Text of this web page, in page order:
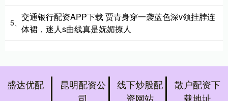
5、
交通银行配资APP下载 贾青身穿一袭蓝色深v领挂脖连
体裙，迷人s曲线真是妩媚撩人
盛达优配
昆明配资公
司
线下炒股配
资网站
散户配资下
载地址